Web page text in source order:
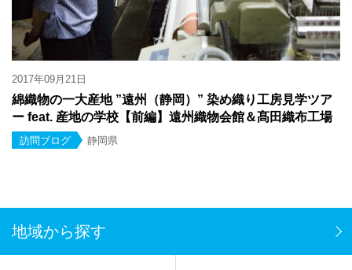
2017年09月21日
綿織物の一大産地 ”遠州（静岡）” 染め織り工房見学ツア
ー feat. 産地の学校【前編】遠州織物会館＆髙田織布工場
訪問ブログ 静岡県
地域から探す